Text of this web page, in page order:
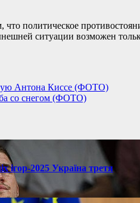
политическое
ситуации возможен
Антона Киссе (ФОТО)
со снегом (ФОТО)
ігор-2025 Україна третя